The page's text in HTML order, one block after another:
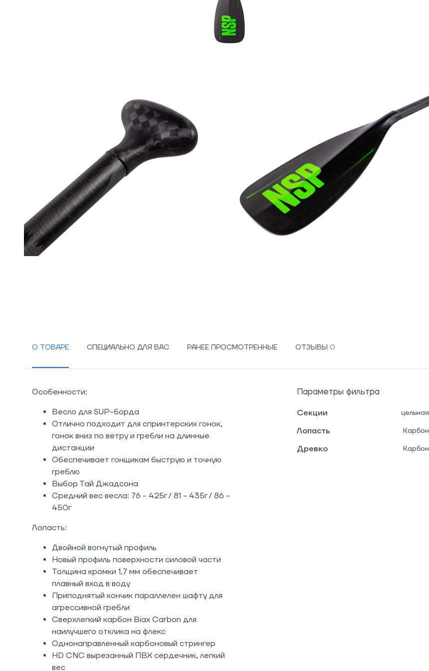
О ТОВАРЕ СПЕЦИАЛЬНО ДЛЯ ВАС РАНЕЕ ПРОСМОТРЕННЫЕ ОТЗЫВЫ
Особенности:
Весло для SUP-борда
Отлично подходит для спринтерских гонок,
гонок вниз по ветру и гребли на длинные
дистанции
Обеспечивает гонщикам быструю и точную
греблю
Выбор Тай Джадсона
Средний вес весла: 76 - 425г / 81 - 435г / 86 -
450г
Лопасть:
Двойной вогнутый профиль
Новый профиль поверхности силовой части
Толщина кромки 1,7 мм обеспечивает
плавный вход в воду
Приподнятый кончик параллелен шафту для
агрессивной гребли
Сверхлегкий карбон Biax Carbon для
наилучшего отклика на флекс
Однонаправленный карбоновый стрингер
HD CNC вырезанный ПВХ сердечник, легкий
вес
Параметры фильтра
Секции цельная
Лопасть Карбон
Древко Карбон